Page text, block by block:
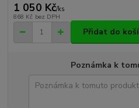
1 050 Kč/ks
868 Kč bez DPH
Přidat do
Poznámka k